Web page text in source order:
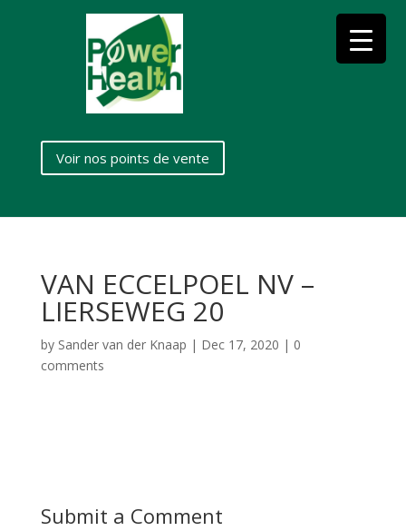
Voir nos points de vente
VAN ECCELPOEL NV –
LIERSEWEG 20
by Sander van der Knaap | Dec 17, 2020 | 0
comments
Submit a Comment